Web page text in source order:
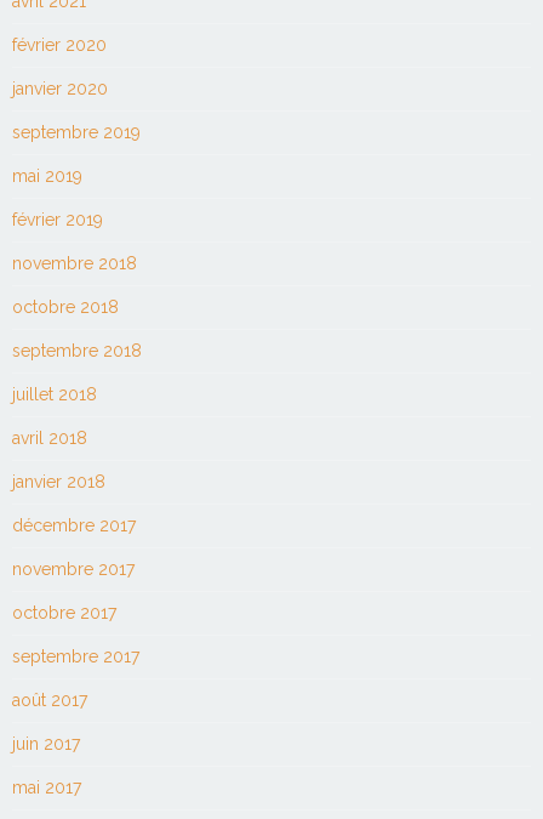
février 2020
janvier 2020
septembre 2019
mai 2019
février 2019
novembre 2018
octobre 2018
septembre 2018
juillet 2018
avril 2018
janvier 2018
décembre 2017
novembre 2017
octobre 2017
septembre 2017
août 2017
juin 2017
mai 2017